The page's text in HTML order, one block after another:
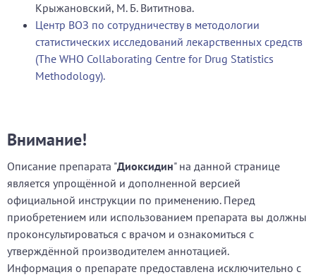
Крыжановский, М. Б. Вититнова.
Центр ВОЗ по сотрудничеству в методологии
статистических исследований лекарственных средств
(The WHO Collaborating Centre for Drug Statistics
Methodology).
Внимание!
Описание препарата "Диоксидин" на данной странице
является упрощённой и дополненной версией
официальной инструкции по применению. Перед
приобретением или использованием препарата вы должны
проконсультироваться с врачом и ознакомиться с
утверждённой производителем аннотацией.
Информация о препарате предоставлена исключительно с